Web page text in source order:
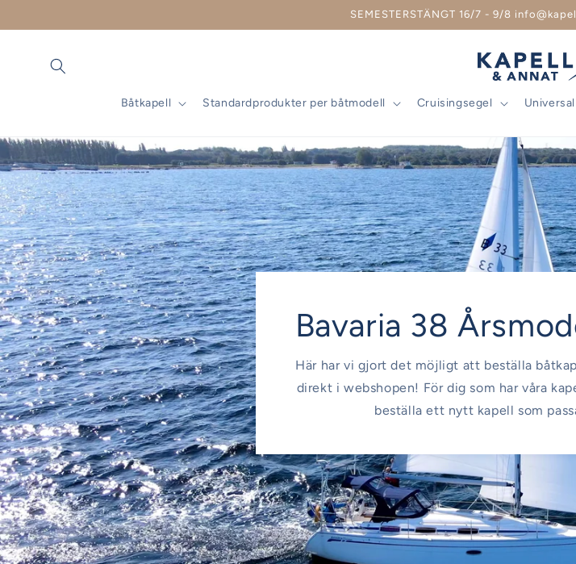
SEMESTERSTÄNGT 16/7 - 9/8
Båtkapell Standardprodukter per båtmodell Cruisingsegel
Bavaria 38
Här har vi gjort det möjligt att beställa
direkt i webshopen! För dig som har våra
beställa ett nytt kapell som